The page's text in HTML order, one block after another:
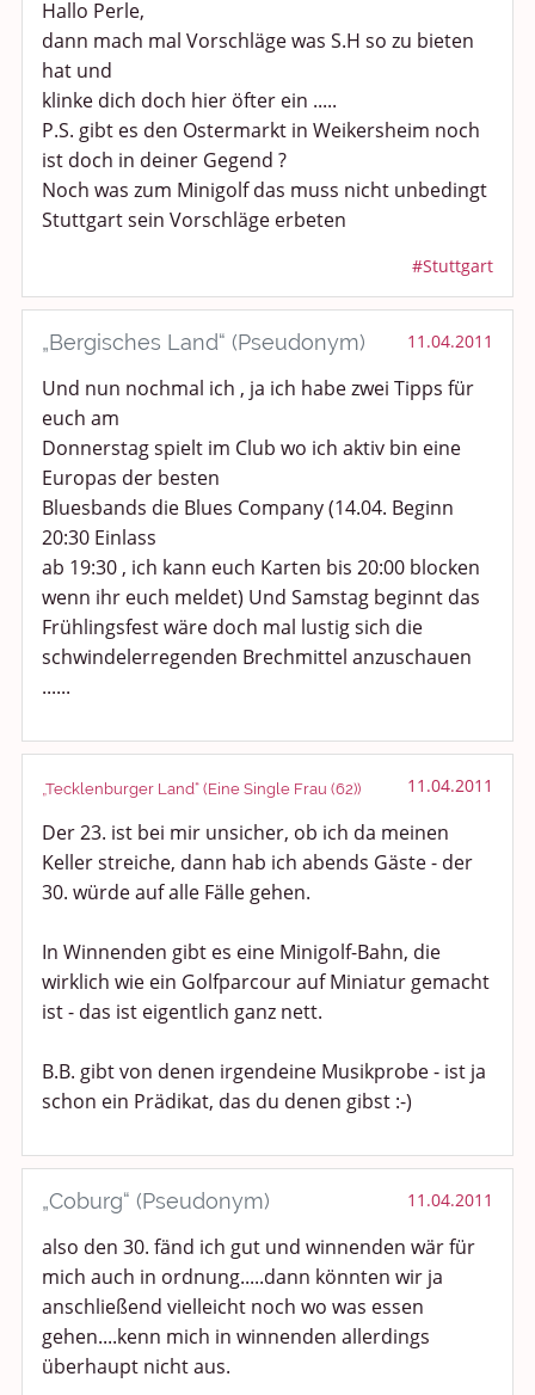
Hallo Perle,
dann mach mal Vorschläge was S.H so zu bieten
hat und
klinke dich doch hier öfter ein .....
P.S. gibt es den Ostermarkt in Weikersheim noch
ist doch in deiner Gegend ?
Noch was zum Minigolf das muss nicht unbedingt
Stuttgart sein Vorschläge erbeten
#Stuttgart
„Bergisches Land“ (Pseudonym) 11.04.2011
Und nun nochmal ich , ja ich habe zwei Tipps für
euch am
Donnerstag spielt im Club wo ich aktiv bin eine
Europas der besten
Bluesbands die Blues Company (14.04. Beginn
20:30 Einlass
ab 19:30 , ich kann euch Karten bis 20:00 blocken
wenn ihr euch meldet) Und Samstag beginnt das
Frühlingsfest wäre doch mal lustig sich die
schwindelerregenden Brechmittel anzuschauen
......
„Tecklenburger Land“ (Eine Single Frau (62)) 11.04.2011
Der 23. ist bei mir unsicher, ob ich da meinen
Keller streiche, dann hab ich abends Gäste - der
30. würde auf alle Fälle gehen.
In Winnenden gibt es eine Minigolf-Bahn, die
wirklich wie ein Golfparcour auf Miniatur gemacht
ist - das ist eigentlich ganz nett.
B.B. gibt von denen irgendeine Musikprobe - ist ja
schon ein Prädikat, das du denen gibst :-)
„Coburg“ (Pseudonym) 11.04.2011
also den 30. fänd ich gut und winnenden wär für
mich auch in ordnung.....dann könnten wir ja
anschließend vielleicht noch wo was essen
gehen....kenn mich in winnenden allerdings
überhaupt nicht aus.